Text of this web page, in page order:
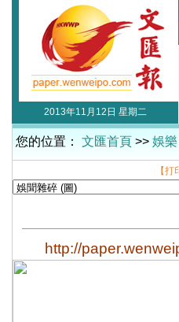
2013年11月12日 星期二
您的位置： 文匯首頁 >> 娛樂
【打
http://